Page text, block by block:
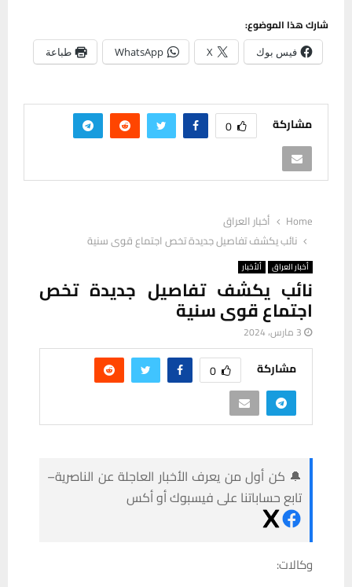
شارك هذا الموضوع:
فيس بوك X
WhatsApp طباعة
مشاركة 0
Home
أخبار العراق
نائب يكشف تفاصيل جديدة تخص اجتماع قوى سنية
أخبار العراق ألأخبار
نائب يكشف تفاصيل جديدة تخص
اجتماع قوى سنية
3 مارس، 2024
مشاركة 0
🔔 كن أول من يعرف الأخبار العاجلة عن الناصرية–
تابع حساباتنا على فيسبوك أو أكس
وكالات: